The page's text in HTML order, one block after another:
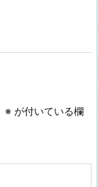
※ が付いている欄